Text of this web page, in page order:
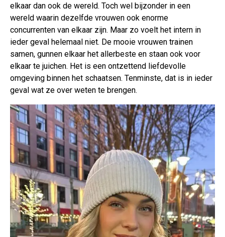
elkaar dan ook de wereld. Toch wel bijzonder in een
wereld waarin dezelfde vrouwen ook enorme
concurrenten van elkaar zijn. Maar zo voelt het intern in
ieder geval helemaal niet. De mooie vrouwen trainen
samen, gunnen elkaar het allerbeste en staan ook voor
elkaar te juichen. Het is een ontzettend liefdevolle
omgeving binnen het schaatsen. Tenminste, dat is in ieder
geval wat ze over weten te brengen.